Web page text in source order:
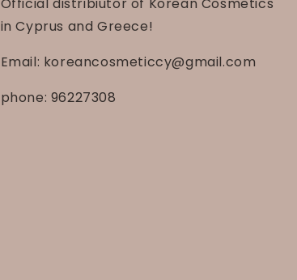
Official distribiutor of Korean Cosmetics
in Cyprus and Greece!
Email: koreancosmeticcy@gmail.com
phone: 96227308